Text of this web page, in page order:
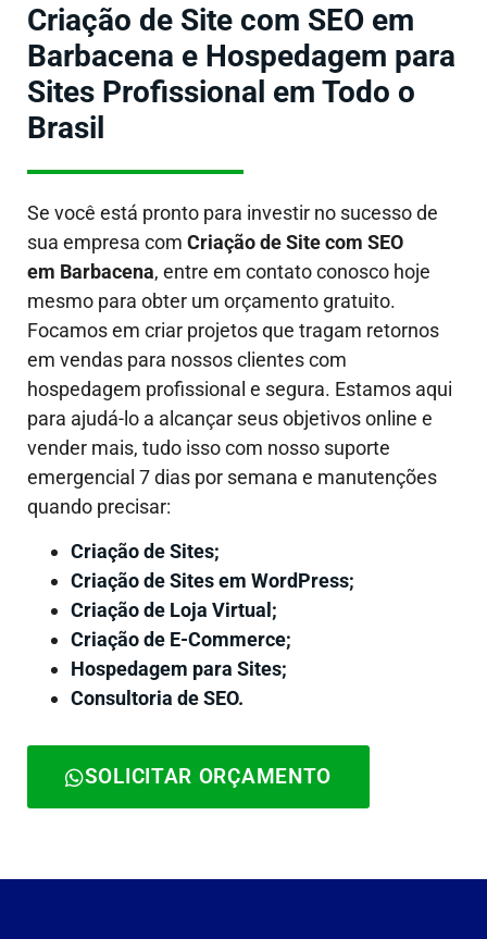
Criação de Site com SEO em
Barbacena e Hospedagem para
Sites Profissional em Todo o
Brasil
Se você está pronto para investir no sucesso de
sua empresa com Criação de Site com SEO
em Barbacena, entre em contato conosco hoje
mesmo para obter um orçamento gratuito.
Focamos em criar projetos que tragam retornos
em vendas para nossos clientes com
hospedagem profissional e segura. Estamos aqui
para ajudá-lo a alcançar seus objetivos online e
vender mais, tudo isso com nosso suporte
emergencial 7 dias por semana e manutenções
quando precisar:
Criação de Sites;
Criação de Sites em WordPress;
Criação de Loja Virtual;
Criação de E-Commerce;
Hospedagem para Sites;
Consultoria de SEO.
SOLICITAR ORÇAMENTO